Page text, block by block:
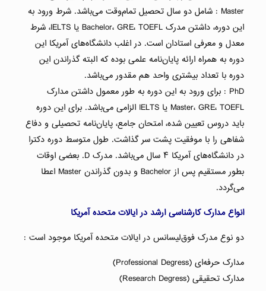
Master : شامل دو سال تحصیل تمام‌وقت می‌باشد. شرط ورود به
این دوره، داشتن مدرک Bachelor، GRE، TOEFL یا IELTS، شرط
معدل و معرفی استادان است. در اغلب دانشگاه‌های آمریکا این
دوره به همراه ارائه پایان‌نامه علمی بوده که البته گذراندن این
دوره با تعداد بیشتری واحد هم مقدور می‌باشد.
PhD : برای ورود به این دوره به طور معمول داشتن مدارک
Master، GRE، TOEFL یا IELTS الزامی می‌باشد. برای این دوره
باید دروس تعیین شده، امتحان جامع، پایان‌نامه تحصیلی و دفاع
شفاهی را با موفقیت پشت سر گذاشت. طول متوسط دوره دکترا
در دانشگاه‌های آمریکا ۴ سال می‌باشد. مدرک D. بعضی اوقات
بطور مستقیم پس از Bachelor و بدون گذراندن Master اعطا
می‌گردد.
انواع مدارک کارشناسی ارشد در ایالات متحده آمریکا
دو نوع مدرک فوق‌لیسانس در ایالات متحده آمریکا موجود است :
مدارک حرفه‌ای (Professional Degress)
مدارک تحقیقی (Research Degress)